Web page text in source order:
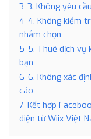
3 3. Không yêu
4 4. Không kiểm
nhắm chọn
5 5. Thuê dịch vụ
bạn
6 6. Không xác
cáo
7 Kết hợp
diện từ Wiix Việt